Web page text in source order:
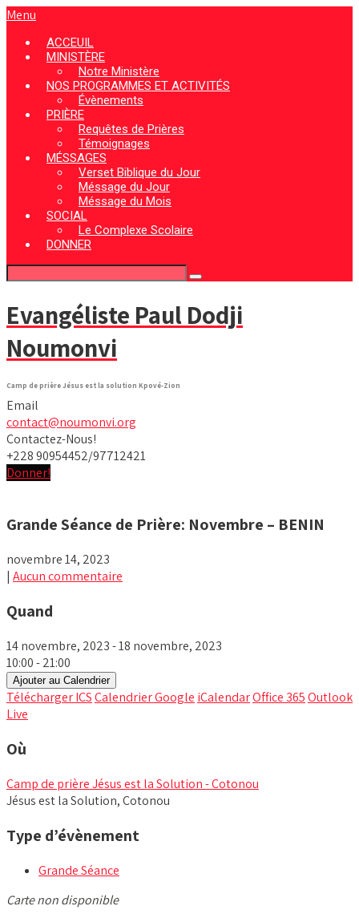
Menu
ACCEUIL
MINISTÈRE
Notre Ministère
NOS PROGRAMMES ET ACTIVITÉS
Évènements
PRIÈRE
Requêtes de Prières
Témoignages
MÉSSAGES
Verset Biblique du Jour
Méssage du Jour
Méssage du Mois
SOCIAL
Le Complexe Scolaire
DONNER
Evangéliste Paul Dodji
Noumonvi
Camp de prière Jésus est la solution Kpové-Zion
Email
contact@noumonvi.org
Contactez-Nous!
+228 90954452/97712421
Donner!
Grande Séance de Prière: Novembre – BENIN
novembre 14, 2023
| Aucun commentaire
Quand
14 novembre, 2023 - 18 novembre, 2023
10:00 - 21:00
Ajouter au Calendrier
Télécharger ICSCalendrier Google iCalendarOffice 365Outlook
Live
Où
Camp de prière Jésus est la Solution - Cotonou
Jésus est la Solution, Cotonou
Type d’évènement
Grande Séance
Carte non disponible